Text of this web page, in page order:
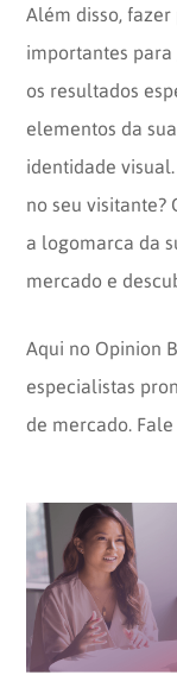
Além disso,
importantes
os resultados
elementos da
identidade
no seu visitante?
a logomarca da
mercado e
Aqui no Opinion
especialistas
de mercado.